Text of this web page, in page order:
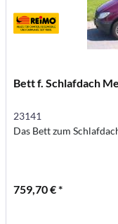
Bett f. Schlafdach
23141
Das Bett zum
759,70 € *